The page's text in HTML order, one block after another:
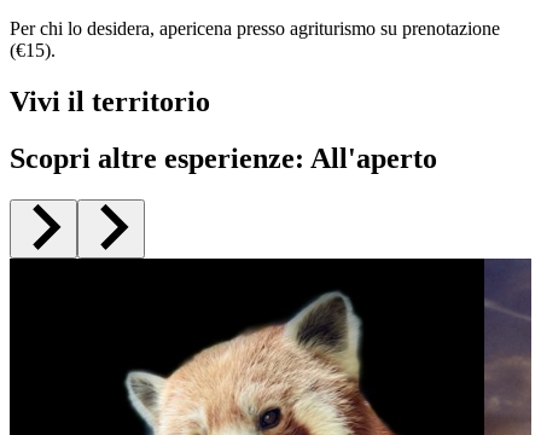
Per chi lo desidera, apericena presso agriturismo su prenotazione
(€15).
Vivi il territorio
Scopri altre esperienze: All'aperto